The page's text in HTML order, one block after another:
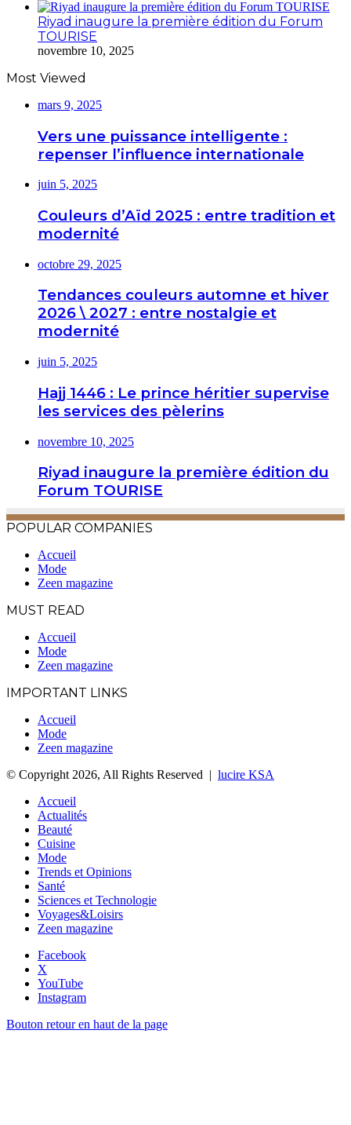
Riyad inaugure la première édition du Forum
TOURISE
novembre 10, 2025
Most Viewed
mars 9, 2025
Vers une puissance intelligente :
repenser l’influence internationale
juin 5, 2025
Couleurs d’Aïd 2025 : entre tradition et
modernité
octobre 29, 2025
Tendances couleurs automne et hiver
2026 \ 2027 : entre nostalgie et
modernité
juin 5, 2025
Hajj 1446 : Le prince héritier supervise
les services des pèlerins
novembre 10, 2025
Riyad inaugure la première édition du
Forum TOURISE
POPULAR COMPANIES
Accueil
Mode
Zeen magazine
MUST READ
Accueil
Mode
Zeen magazine
IMPORTANT LINKS
Accueil
Mode
Zeen magazine
© Copyright 2026, All Rights Reserved | lucire KSA
Accueil
Actualités
Beauté
Cuisine
Mode
Trends et Opinions
Santé
Sciences et Technologie
Voyages&Loisirs
Zeen magazine
Facebook
X
YouTube
Instagram
Bouton retour en haut de la page